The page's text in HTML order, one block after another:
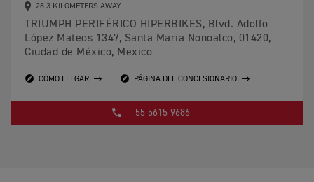
28.3 KILOMETERS AWAY
TRIUMPH PERIFÉRICO HIPERBIKES, Blvd. Adolfo
López Mateos 1347, Santa Maria Nonoalco, 01420,
Ciudad de México, Mexico
CÓMO LLEGAR PÁGINA DEL CONCESIONARIO
55 5615 9686